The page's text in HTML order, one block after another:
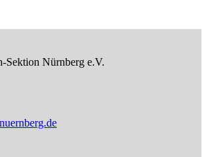
Sektion Nürnberg e.V.